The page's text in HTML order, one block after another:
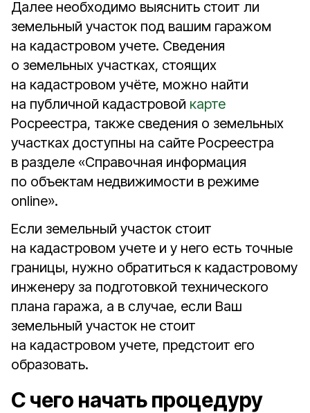
Далее необходимо выяснить стоит ли
земельный участок под вашим гаражом
на кадастровом учете. Сведения
о земельных участках, стоящих
на кадастровом учёте, можно найти
на публичной кадастровой карте
Росреестра, также сведения о земельных
участках доступны на сайте Росреестра
в разделе «Справочная информация
по объектам недвижимости в режиме
online».
Если земельный участок стоит
на кадастровом учете и у него есть точные
границы, нужно обратиться к кадастровому
инженеру за подготовкой технического
плана гаража, а в случае, если Ваш
земельный участок не стоит
на кадастровом учете, предстоит его
образовать.
С чего начать процедуру